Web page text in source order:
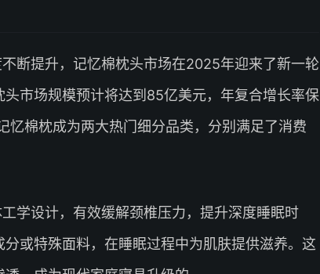
断提升，记忆棉枕头市场在2025年迎来了新一轮
市场规模预计将达到85亿美元，年复合增长率保
棉枕成为两大热门细分品类，分别满足了消费
学设计，有效缓解颈椎压力，提升深度睡眠时
或特殊面料，在睡眠过程中为肌肤提供滋养。这